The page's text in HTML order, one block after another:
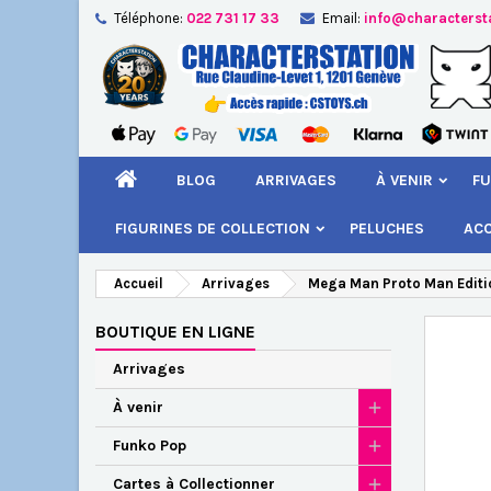
Téléphone: 022 731 17 33 Email:
BLOG ARRIVAGES À VENIR
FIGURINES DE COLLECTION PELUCHES
Accueil Arrivages Mega Man Proto Man
BOUTIQUE EN LIGNE
Arrivages
À venir
Funko Pop
Cartes à Collectionner